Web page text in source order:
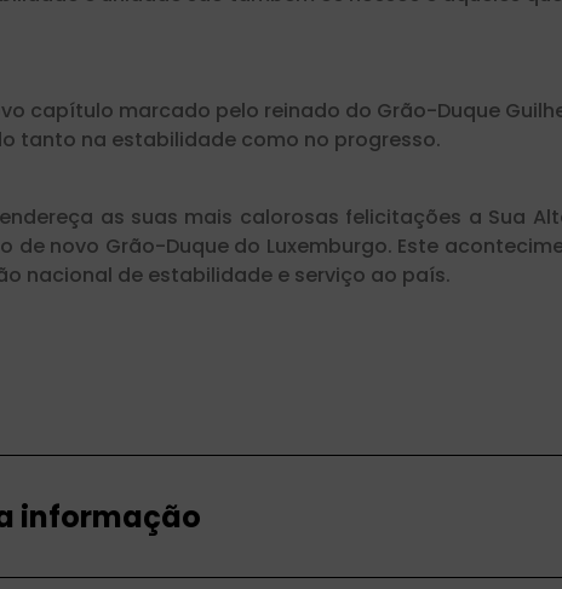
capítulo marcado pelo reinado do Grão-Duque
tanto na estabilidade como no progresso.
endereça as suas mais calorosas felicitações a Sua
de novo Grão-Duque do Luxemburgo. Este
nacional de estabilidade e serviço ao país.
informação